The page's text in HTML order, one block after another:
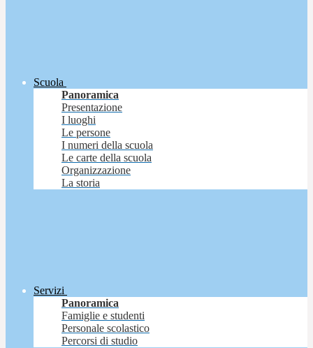
Scuola
Panoramica
Presentazione
I luoghi
Le persone
I numeri della scuola
Le carte della scuola
Organizzazione
La storia
Servizi
Panoramica
Famiglie e studenti
Personale scolastico
Percorsi di studio